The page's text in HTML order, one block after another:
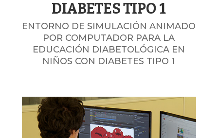
DIABETES TIPO 1
ENTORNO DE SIMULACIÓN ANIMADO
POR COMPUTADOR PARA LA
EDUCACIÓN DIABETOLÓGICA EN
NIÑOS CON DIABETES TIPO 1